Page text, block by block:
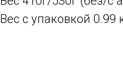
Вес с упаковкой 0.99